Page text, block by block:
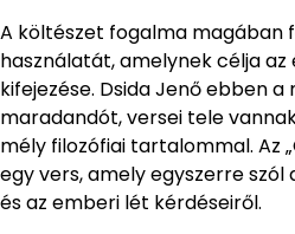
A költészet fogalma magában
használatát, amelynek célja
kifejezése. Dsida Jenő ebben
maradandót, versei tele
mély filozófiai tartalommal. Az
egy vers, amely egyszerre
és az emberi lét kérdéseiről.